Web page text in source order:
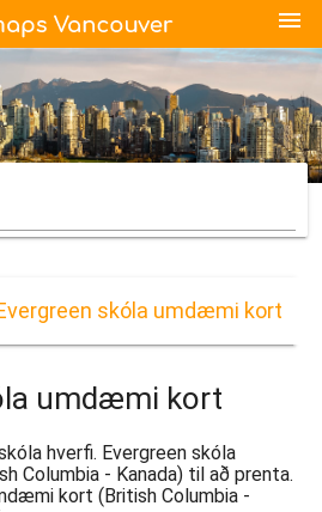
menu
skóla umdæmi kort
umdæmi kort
hverfi. Evergreen skóla
Columbia - Kanada) til að prenta.
kort (British Columbia -